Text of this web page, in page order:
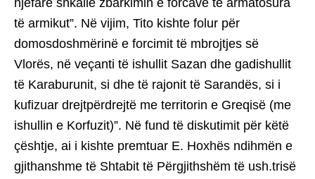
njëfarë shkalle zbarkimin e forcave të armatosura
të armikut”. Në vijim, Tito kishte folur për
domosdoshmërinë e forcimit të mbrojtjes së
Vlorës, në veçanti të ishullit Sazan dhe gadishullit
të Karaburunit, si dhe të rajonit të Sarandës, si i
kufizuar drejtpërdrejtë me territorin e Greqisë (me
ishullin e Korfuzit)”. Në fund të diskutimit për këtë
çështje, ai i kishte premtuar E. Hoxhës ndihmën e
gjithanshme të Shtabit të Përgjithshëm të ush.trisë